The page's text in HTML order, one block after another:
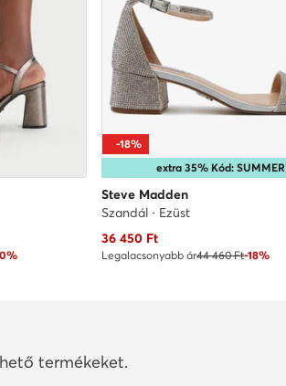
extra 35% Kód: SUMMER
-18%
Steve Madden
Szandál · Ezüst
Aktuális ár
36 450 Ft
Legalacsonyabb ár44 460 Ft-18%
termékeket.